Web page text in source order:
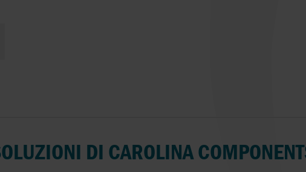
DI CAROLINA